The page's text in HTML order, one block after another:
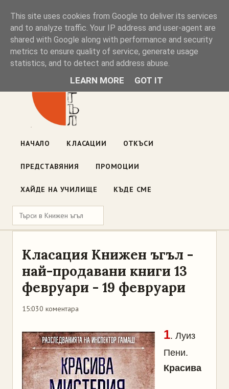
Книжен ъгъл
Блог на книжарницата — класации, откъси, нови книги
ул. „Оборище" 117, София· пон–пет 10:00–19:00 ·
НАЧАЛО КЛАСАЦИИ ОТКЪСИ
ПРЕДСТАВЯНИЯ ПРОМОЦИИ
ХАЙДЕ НА УЧИЛИЩЕ КЪДЕ СМЕ
Класация Книжен ъгъл -
най-продавани книги 13
февруари - 19 февруари
15:030 коментара
1. Луиз
Пени.
Красива
This site uses cookies from Google to deliver its services
and to analyze traffic. Your IP address and user-agent are
shared with Google along with performance and security
metrics to ensure quality of service, generate usage
statistics, and to detect and address abuse.
LEARN MORE GOT IT